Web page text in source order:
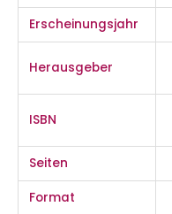
Erscheinungsjahr
Herausgeber
ISBN
Seiten
Format